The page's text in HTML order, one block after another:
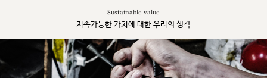
Sustainable value
지속가능한 가치에 대한 우리의 생각